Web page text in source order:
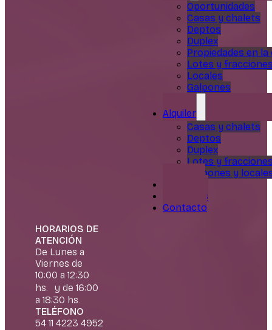
Oportunidades
Casas y chalets
Deptos
Duplex
Propiedades en
Lotes y
Locales
Galpones
Alquiler
Casas y chalets
Deptos
Duplex
Lotes y
Galpones y
Nosotros
Contacto
HORARIOS DE
ATENCIÓN
De Lunes a
Viernes de
10:00 a 12:30
hs. y de 16:00
a 18:30 hs.
TELÉFONO
54 11 4223 4952